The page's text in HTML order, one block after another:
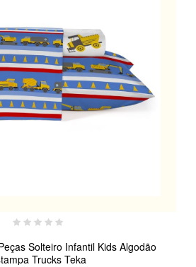
Solteiro Infantil Kids Algodão
Trucks Teka